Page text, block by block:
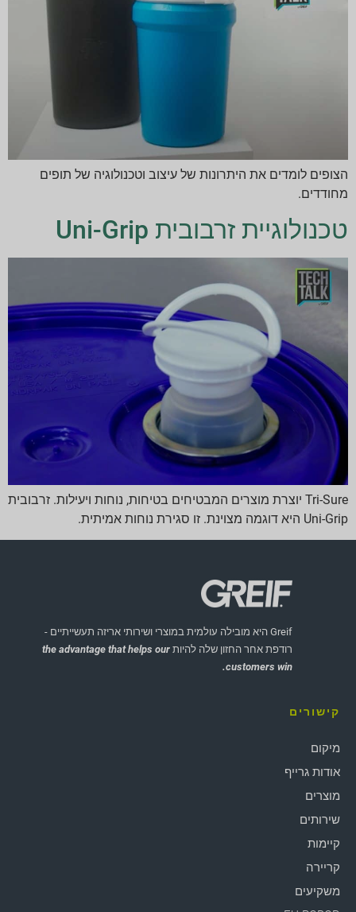
הצופים לומדים את היתרונות של עיצוב וטכנולוגיה של תופים
מחודדים.
טכנולוגיית זרבובית Uni-Grip
Tri-Sure יוצרת מוצרים המבטיחים בטיחות, נוחות ויעילות. זרבובית
Uni-Grip היא דוגמה מצוינת. זו סגירת נוחות אמיתית.
Greif היא מובילה עולמית במוצרי ושירותי אריזה תעשייתיים -
רודפת אחר החזון שלה להיות the advantage that helps our
customers win.
קישורים
מיקום
אודות גרייף
מוצרים
שירותים
קיימות
קריירה
משקיעים